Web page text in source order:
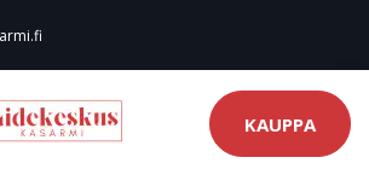
KAUPPA